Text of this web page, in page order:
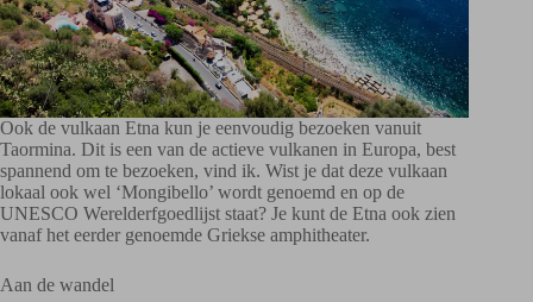
Ook de vulkaan Etna kun je eenvoudig bezoeken vanuit
Taormina. Dit is een van de actieve vulkanen in Europa, best
spannend om te bezoeken, vind ik. Wist je dat deze vulkaan
lokaal ook wel ‘Mongibello’ wordt genoemd en op de
UNESCO Werelderfgoedlijst staat? Je kunt de Etna ook zien
vanaf het eerder genoemde Griekse amphitheater.
Aan de wandel